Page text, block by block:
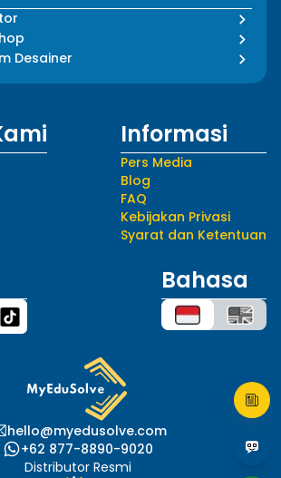
Desainer
hello@myedusolve.com
+62 877-8890-9020
Distributor Resmi
Informasi
Pers Media
Blog
FAQ
Kebijakan Privasi
Syarat dan Ketentuan
Bahasa